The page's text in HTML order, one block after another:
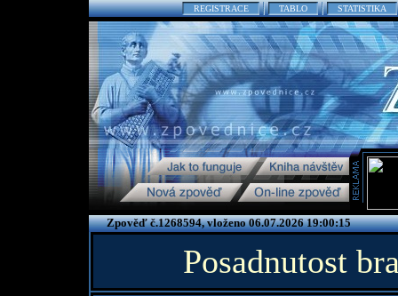
REGISTRACE TABLO STATISTIKA
Zpověď č.1268594, vloženo 06.07.2026 19:00:15
Posadnutost